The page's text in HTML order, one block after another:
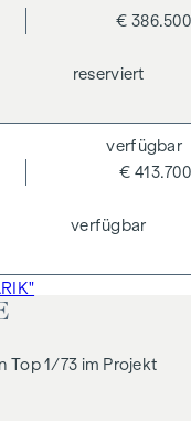
Vermittler und
oder
€ 386.500
reserviert
€ 413.700
verfügbar
verfügbar
Top 1/73 im Projekt